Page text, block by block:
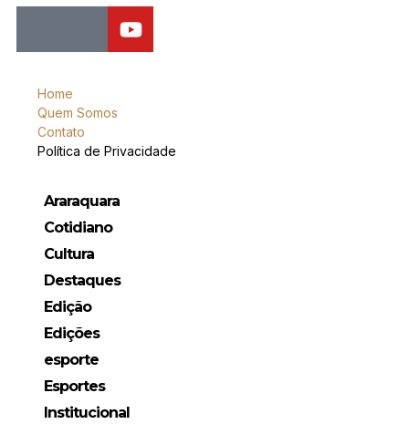
Home
Quem Somos
Contato
Política de Privacidade
Araraquara
Cotidiano
Cultura
Destaques
Edição
Edições
esporte
Esportes
Institucional